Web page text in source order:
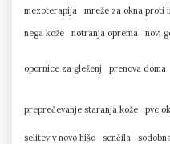
mezoterapija
mreže za okna proti
nega kože
notranja oprema novi
opornice za gleženj prenova doma
preprečevanje staranja kože pvc
selitev v novo hišo senčila